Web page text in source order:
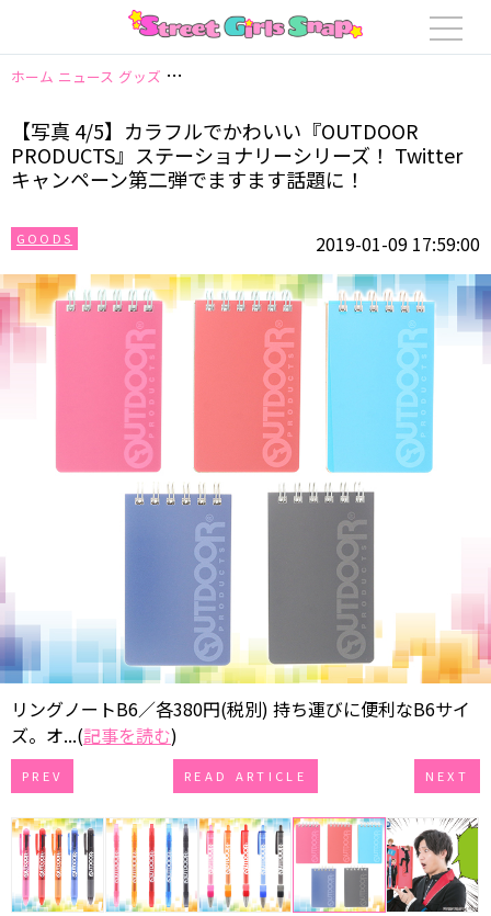
ホーム ニュース グッズ 【写真 4/5】カラフルでかわいい『OUTDOOR
【写真 4/5】カラフルでかわいい『OUTDOOR
PRODUCTS』ステーショナリーシリーズ！ Twitter
キャンペーン第二弾でますます話題に！
GOODS 2019-01-09 17:59:00
リングノートB6／各380円(税別) 持ち運びに便利なB6サイ
ズ。オ...(記事を読む)
PREV READ ARTICLE NEXT